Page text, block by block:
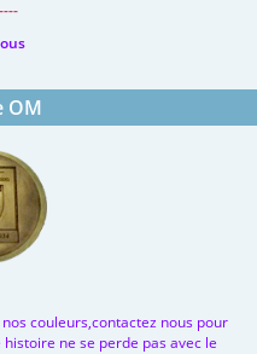
OM
couleurs,contactez nous pour
ne se perde pas avec le